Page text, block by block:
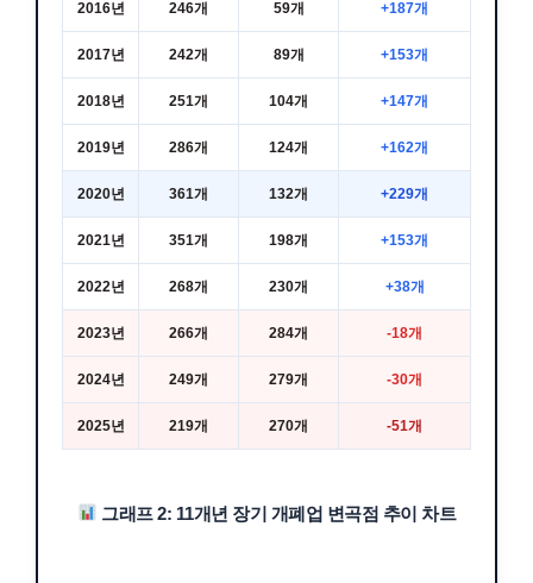
2016년 246개 59개 +187개
2017년 242개 89개 +153개
2018년 251개 104개 +147개
2019년 286개 124개 +162개
2020년 361개 132개 +229개
2021년 351개 198개 +153개
2022년 268개 230개 +38개
2023년 266개 284개 -18개
2024년 249개 279개 -30개
2025년 219개 270개 -51개
그래프 2: 11개년 장기 개폐업 변곡점 추이 차트